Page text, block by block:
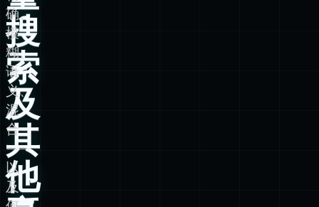
搜
索
及
其
他
确、
模
糊、
语
义、
混
合
——
以
及